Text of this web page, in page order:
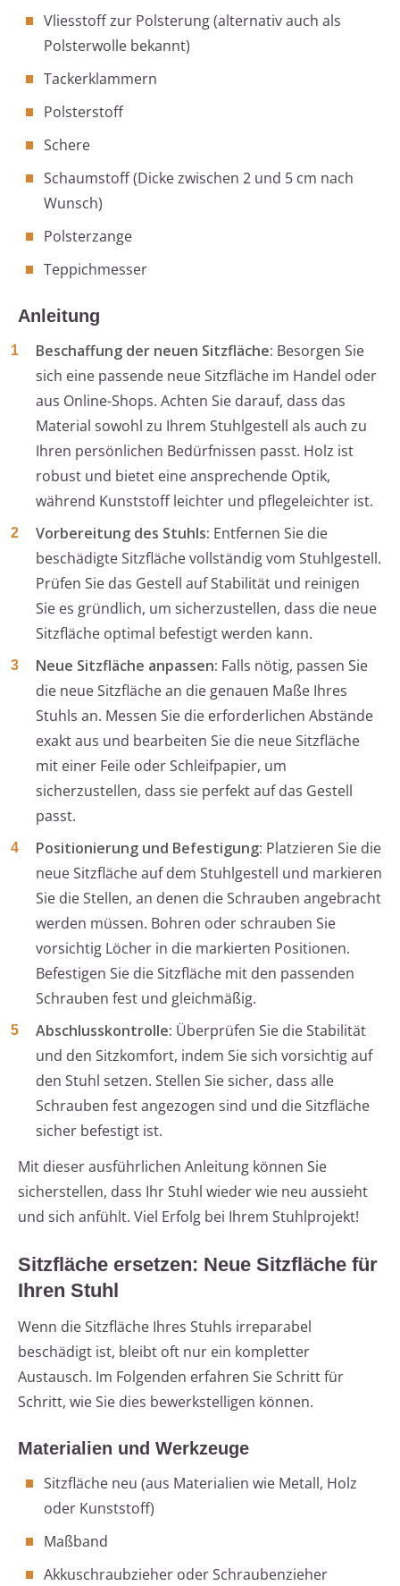
Vliesstoff zur Polsterung (alternativ auch als
Polsterwolle bekannt)
Tackerklammern
Polsterstoff
Schere
Schaumstoff (Dicke zwischen 2 und 5 cm nach
Wunsch)
Polsterzange
Teppichmesser
Anleitung
Beschaffung der neuen Sitzfläche: Besorgen Sie
sich eine passende neue Sitzfläche im Handel oder
aus Online-Shops. Achten Sie darauf, dass das
Material sowohl zu Ihrem Stuhlgestell als auch zu
Ihren persönlichen Bedürfnissen passt. Holz ist
robust und bietet eine ansprechende Optik,
während Kunststoff leichter und pflegeleichter ist.
Vorbereitung des Stuhls: Entfernen Sie die
beschädigte Sitzfläche vollständig vom Stuhlgestell.
Prüfen Sie das Gestell auf Stabilität und reinigen
Sie es gründlich, um sicherzustellen, dass die neue
Sitzfläche optimal befestigt werden kann.
Neue Sitzfläche anpassen: Falls nötig, passen Sie
die neue Sitzfläche an die genauen Maße Ihres
Stuhls an. Messen Sie die erforderlichen Abstände
exakt aus und bearbeiten Sie die neue Sitzfläche
mit einer Feile oder Schleifpapier, um
sicherzustellen, dass sie perfekt auf das Gestell
passt.
Positionierung und Befestigung: Platzieren Sie die
neue Sitzfläche auf dem Stuhlgestell und markieren
Sie die Stellen, an denen die Schrauben angebracht
werden müssen. Bohren oder schrauben Sie
vorsichtig Löcher in die markierten Positionen.
Befestigen Sie die Sitzfläche mit den passenden
Schrauben fest und gleichmäßig.
Abschlusskontrolle: Überprüfen Sie die Stabilität
und den Sitzkomfort, indem Sie sich vorsichtig auf
den Stuhl setzen. Stellen Sie sicher, dass alle
Schrauben fest angezogen sind und die Sitzfläche
sicher befestigt ist.
Mit dieser ausführlichen Anleitung können Sie
sicherstellen, dass Ihr Stuhl wieder wie neu aussieht
und sich anfühlt. Viel Erfolg bei Ihrem Stuhlprojekt!
Sitzfläche ersetzen: Neue Sitzfläche für
Ihren Stuhl
Wenn die Sitzfläche Ihres Stuhls irreparabel
beschädigt ist, bleibt oft nur ein kompletter
Austausch. Im Folgenden erfahren Sie Schritt für
Schritt, wie Sie dies bewerkstelligen können.
Materialien und Werkzeuge
Sitzfläche neu (aus Materialien wie Metall, Holz
oder Kunststoff)
Maßband
Akkuschraubzieher oder Schraubenzieher